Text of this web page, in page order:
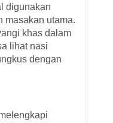
digunakan
masakan utama.
khas dalam
lihat nasi
dengan